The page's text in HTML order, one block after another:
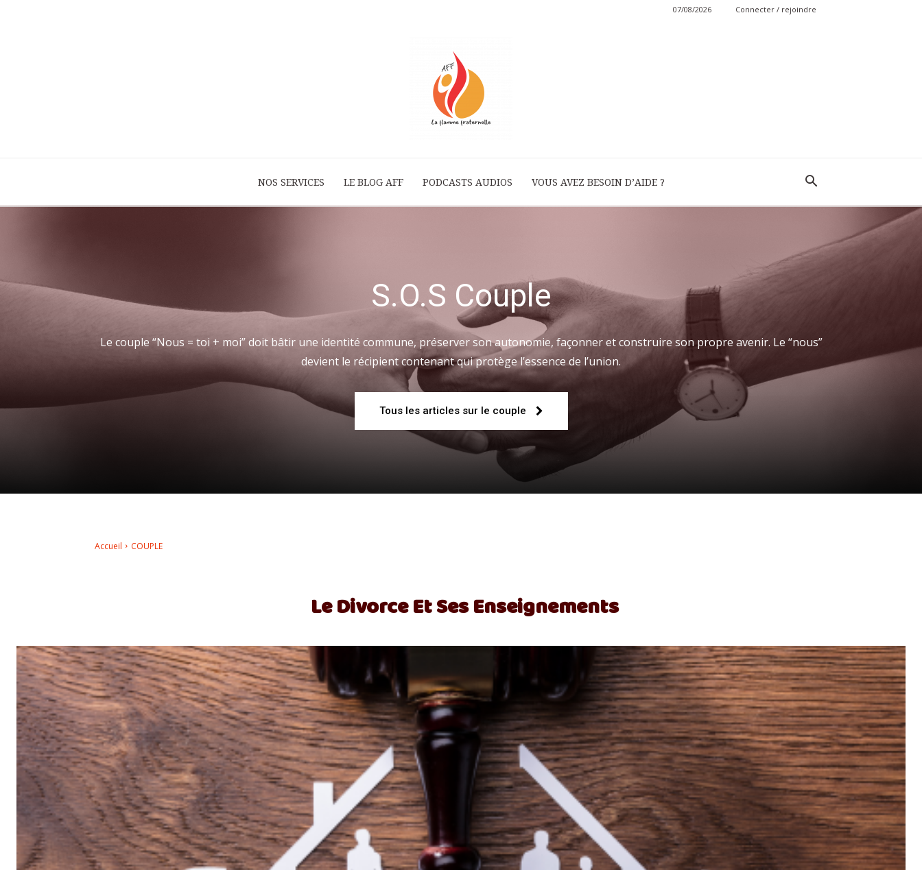
07/08/2026 Connecter / rejoindre
La
Fraternelle
–
NOS SERVICES LE BLOG AFF PODCASTS AUDIOS VOUS AVEZ BESOIN D’AIDE ?
S.O.S Couple
Le couple “Nous = toi + moi” doit bâtir une identité commune, préserver son autonomie, façonner et construire son propre avenir. Le “nous”
devient le récipient contenant qui protège l’essence de l’union.
Tous les articles sur le couple
Accueil COUPLE
Le Divorce Et Ses Enseignements